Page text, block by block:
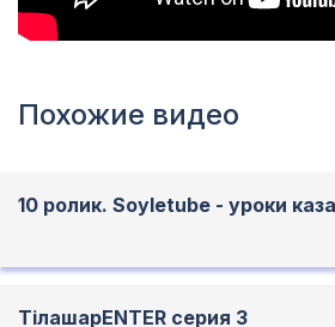
Похожие видео
10 ролик. Soyletube - уроки
ТілашарENTER серия 3